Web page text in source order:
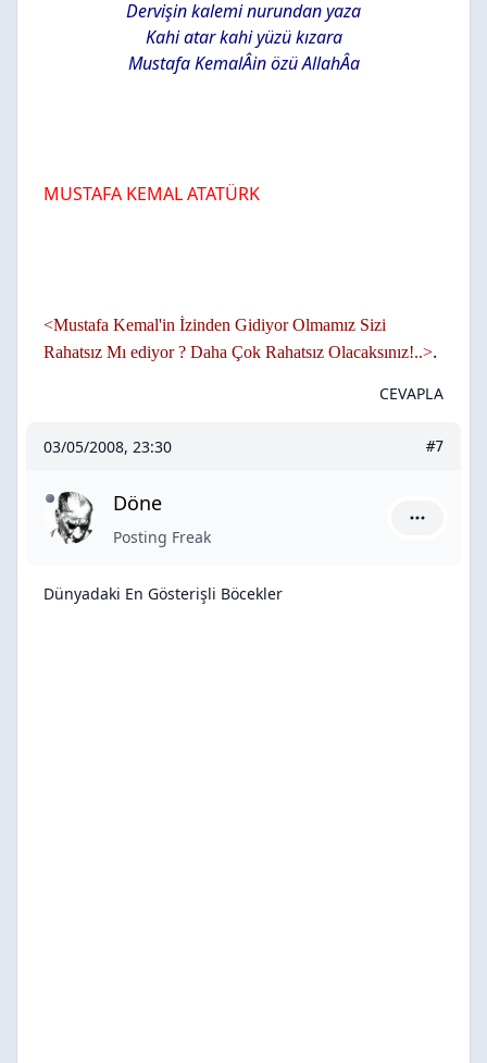
Dervişin kalemi nurundan yaza
Kahi atar kahi yüzü kızara
Mustafa KemalÂin özü AllahÂa
MUSTAFA KEMAL ATATÜRK
<Mustafa Kemal'in İzinden Gidiyor Olmamız Sizi
Rahatsız Mı ediyor ? Daha Çok Rahatsız Olacaksınız!..>.
CEVAPLA
03/05/2008, 23:30 #7
Döne
Posting Freak
Dünyadaki En Gösterişli Böcekler